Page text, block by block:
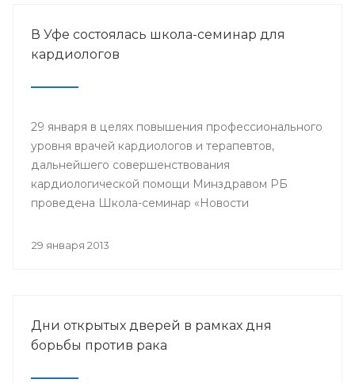
В Уфе состоялась школа-семинар для
кардиологов
29 января в целях повышения профессионального
уровня врачей кардиологов и терапевтов,
дальнейшего совершенствования
кардиологической помощи Минздравом РБ
проведена Школа-семинар «Новости
29 января 2013
Дни открытых дверей в рамках дня
борьбы против рака